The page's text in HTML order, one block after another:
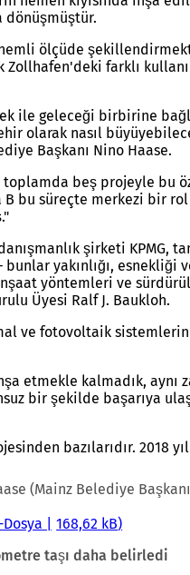
dönüşmüştür.
ölçüde
farklı
ile geleceği birbirine
olarak nasıl
Başkanı Nino Haase.
beş projeyle bu
bu süreçte merkezi bir
şirketi KPMG,
yakınlığı, esnekliği
yöntemleri ve
Üyesi Ralf J. Baukloh.
ve fotovoltaik
etmekle kalmadık, aynı
şekilde başarıya
bazılarıdır. 2018
(Mainz Belediye
168,62 kB
taşı daha belirledi